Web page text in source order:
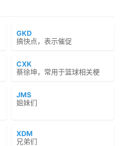
GKD
搞快点，表示催促
CXK
蔡徐坤，常用于篮球相关梗
JMS
姐妹们
XDM
兄弟们